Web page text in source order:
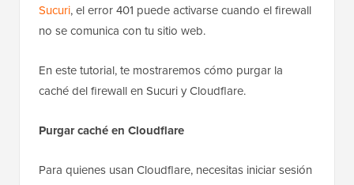
Sucuri, el error 401 puede activarse cuando el firewall
no se comunica con tu sitio web.
En este tutorial, te mostraremos cómo purgar la
caché del firewall en Sucuri y Cloudflare.
Purgar caché en Cloudflare
Para quienes usan Cloudflare, necesitas iniciar sesión